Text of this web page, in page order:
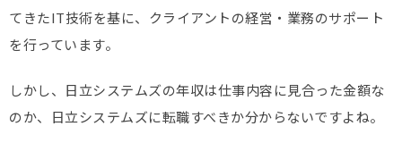
てきたIT技術を基に、クライアントの経営・業務のサポート
を行っています。
しかし、日立システムズの年収は仕事内容に見合った金額な
のか、日立システムズに転職すべきか分からないですよね。